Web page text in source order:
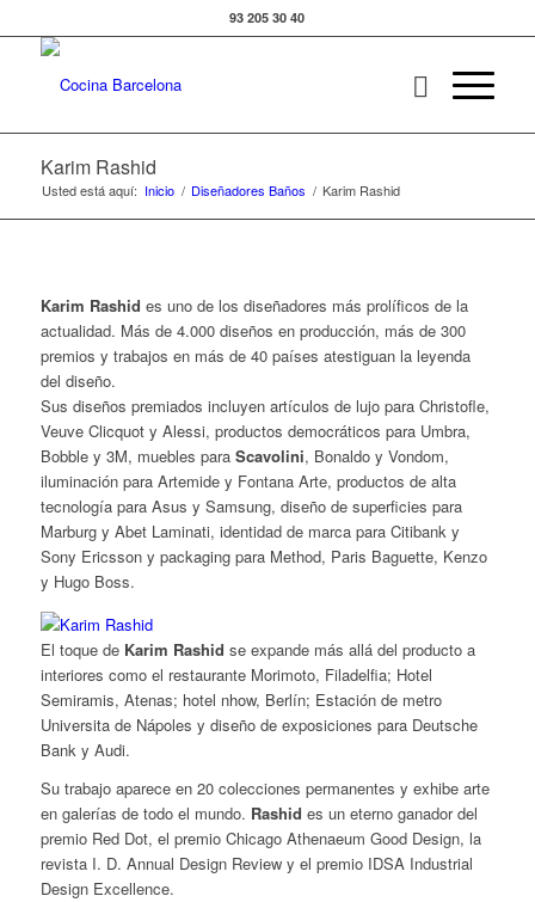
93 205 30 40
Karim Rashid
Usted está aquí: Inicio / Diseñadores Baños / Karim Rashid
Karim Rashid es uno de los diseñadores más prolíficos de la
actualidad. Más de 4.000 diseños en producción, más de 300
premios y trabajos en más de 40 países atestiguan la leyenda
del diseño.
Sus diseños premiados incluyen artículos de lujo para Christofle,
Veuve Clicquot y Alessi, productos democráticos para Umbra,
Bobble y 3M, muebles para Scavolini, Bonaldo y Vondom,
iluminación para Artemide y Fontana Arte, productos de alta
tecnología para Asus y Samsung, diseño de superficies para
Marburg y Abet Laminati, identidad de marca para Citibank y
Sony Ericsson y packaging para Method, Paris Baguette, Kenzo
y Hugo Boss.
El toque de Karim Rashid se expande más allá del producto a
interiores como el restaurante Morimoto, Filadelfia; Hotel
Semiramis, Atenas; hotel nhow, Berlín; Estación de metro
Universita de Nápoles y diseño de exposiciones para Deutsche
Bank y Audi.
Su trabajo aparece en 20 colecciones permanentes y exhibe arte
en galerías de todo el mundo. Rashid es un eterno ganador del
premio Red Dot, el premio Chicago Athenaeum Good Design, la
revista I. D. Annual Design Review y el premio IDSA Industrial
Design Excellence.